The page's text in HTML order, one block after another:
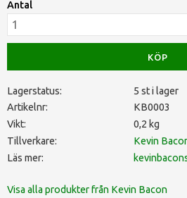
Antal
KÖP
Lagerstatus
5 st i lager
Artikelnr
KB0003
Vikt
0,2 kg
Tillverkare
Kevin
Läs mer
Visa alla produkter från Kevin Bacon